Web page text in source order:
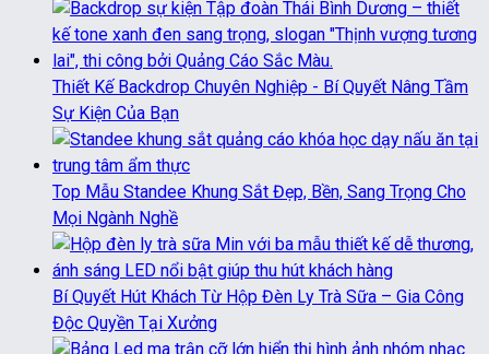
Thiết Kế Backdrop Chuyên Nghiệp - Bí Quyết Nâng Tầm
Sự Kiện Của Bạn
Top Mẫu Standee Khung Sắt Đẹp, Bền, Sang Trọng Cho
Mọi Ngành Nghề
Bí Quyết Hút Khách Từ Hộp Đèn Ly Trà Sữa – Gia Công
Độc Quyền Tại Xưởng